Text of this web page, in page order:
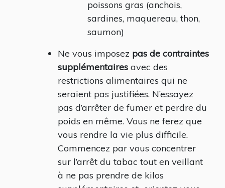
poissons gras (anchois,
sardines, maquereau, thon,
saumon)
Ne vous imposez pas de contraintes
supplémentaires avec des
restrictions alimentaires qui ne
seraient pas justifiées. N’essayez
pas d’arrêter de fumer et perdre du
poids en même. Vous ne ferez que
vous rendre la vie plus difficile.
Commencez par vous concentrer
sur l’arrêt du tabac tout en veillant
à ne pas prendre de kilos